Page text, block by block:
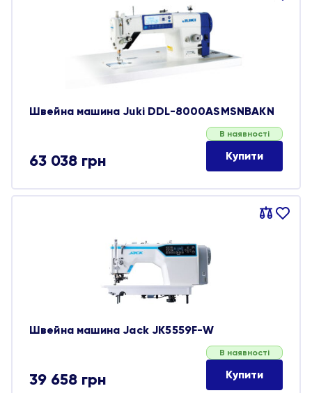
Швейна машина Juki DDL-8000ASMSNBAKN
63 038 грн
В наявності
Купити
Порівняти
В
Швейна машина Jack JK5559F-W
39 658 грн
В наявності
Купити